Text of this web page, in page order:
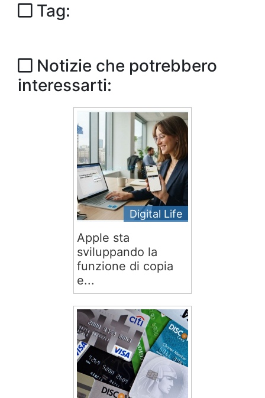
Tag:
Notizie che potrebbero
interessarti:
Digital Life
Apple sta
sviluppando la
funzione di copia
e...